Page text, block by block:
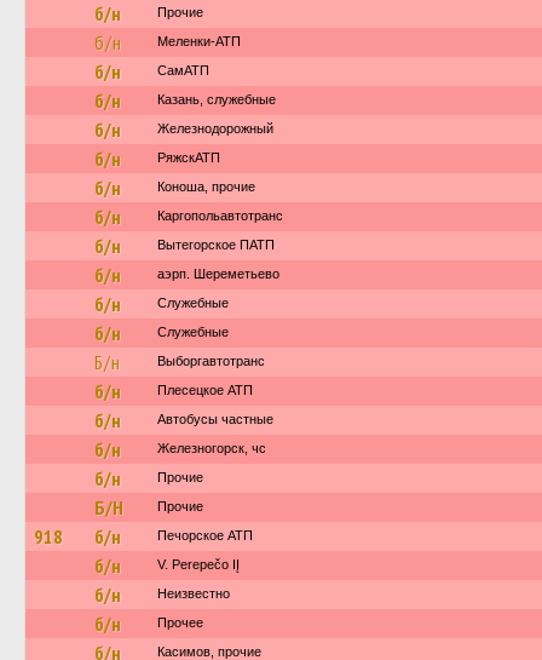
б/н Прочие
б/н Меленки-АТП
б/н СамАТП
б/н Казань, служебные
б/н Железнодорожный
б/н РяжскАТП
б/н Коноша, прочие
б/н Каргопольавтотранс
б/н Вытегорское ПАТП
б/н аэрп. Шереметьево
б/н Служебные
б/н Служебные
Б/н Выборгавтотранс
б/н Плесецкое АТП
б/н Автобусы частные
б/н Железногорск, чс
б/н Прочие
Б/Н Прочие
918 б/н Печорское АТП
б/н V. Perepečo IĮ
б/н Неизвестно
б/н Прочее
б/н Касимов, прочие